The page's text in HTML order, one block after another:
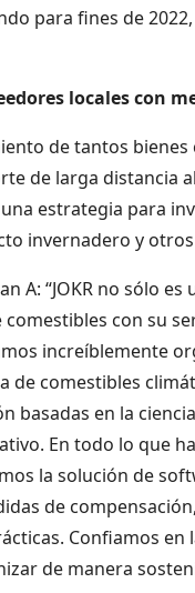
para fines de
locales con
de tantos
de larga distancia
una estrategia para
invernadero y
A: “JOKR no sólo
con su
increíblemente
de comestibles
en la
En todo lo que
la solución de
de
Confiamos
de manera